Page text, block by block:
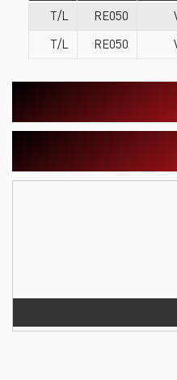
RE050
T/L
RE050
T/L